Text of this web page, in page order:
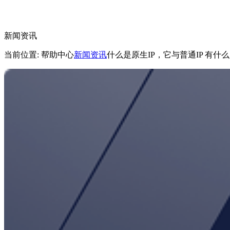
新闻资讯
当前位置: 帮助中心新闻资讯什么是原生IP，它与普通IP 有什